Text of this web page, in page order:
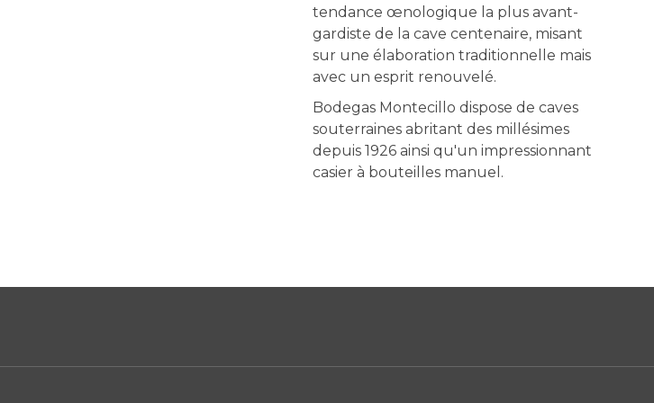
tendance œnologique la plus avant-
gardiste de la cave centenaire, misant
sur une élaboration traditionnelle mais
avec un esprit renouvelé.
Bodegas Montecillo dispose de caves
souterraines abritant des millésimes
depuis 1926 ainsi qu'un impressionnant
casier à bouteilles manuel.